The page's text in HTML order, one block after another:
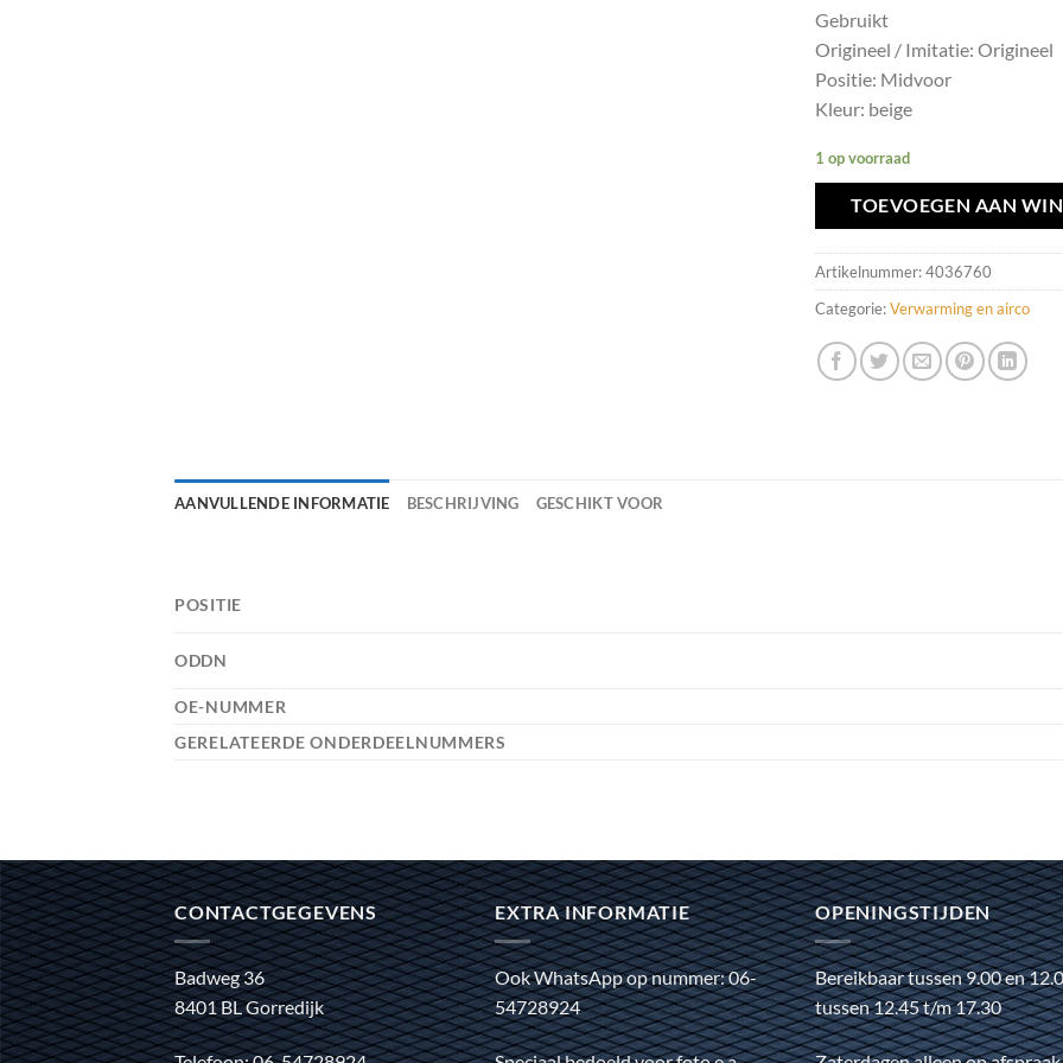
Gebruikt
Origineel / Imitatie: Origineel
Positie: Midvoor
Kleur: beige
1 op voorraad
TOEVOEGEN AAN
Artikelnummer:4036760
Categorie:Verwarming en airco
AANVULLENDE INFORMATIE BESCHRIJVING GESCHIKT VOOR
POSITIE
ODDN
OE-NUMMER
GERELATEERDE ONDERDEELNUMMERS
CONTACTGEGEVENS
Badweg 36
8401 BL Gorredijk
EXTRA INFORMATIE
Ook WhatsApp op nummer: 06-
54728924
OPENINGSTIJDEN
Bereikbaar tussen 9.00 en
tussen 12.45 t/m 17.30